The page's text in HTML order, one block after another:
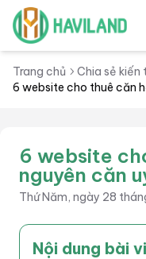
Haviland
Trang chủ
Chia sẻ kiến
6 website cho thuê căn
6 website
nguyên căn
Thứ Năm, ngày 28
Nội dung bài